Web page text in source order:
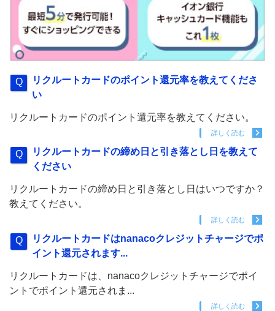
リクルートカードのポイント還元率を教えてくださ
い
リクルートカードのポイント還元率を教えてください。
詳しく読む
リクルートカードの締め日と引き落とし日を教えて
ください
リクルートカードの締め日と引き落とし日はいつですか？
教えてください。
詳しく読む
リクルートカードはnanacoクレジットチャージでポ
イント還元されます...
リクルートカードは、nanacoクレジットチャージでポイ
ントでポイント還元されま...
詳しく読む